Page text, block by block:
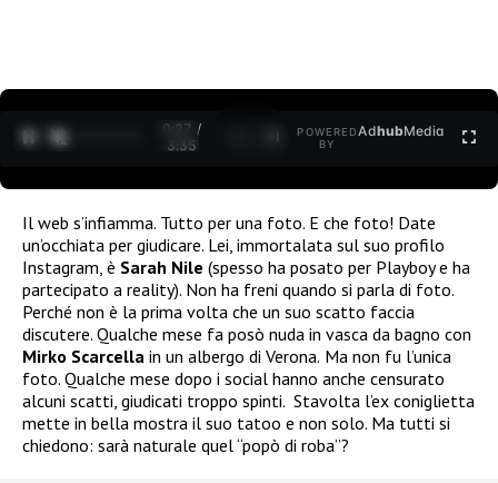
0:27 /
3:35
POWERED
BY
AdhubMedia
Il web s’infiamma. Tutto per una foto. E che foto! Date
un’occhiata per giudicare. Lei, immortalata sul suo profilo
Instagram, è Sarah Nile (spesso ha posato per Playboy e ha
partecipato a reality). Non ha freni quando si parla di foto.
Perché non è la prima volta che un suo scatto faccia
discutere. Qualche mese fa posò nuda in vasca da bagno con
Mirko Scarcella in un albergo di Verona. Ma non fu l’unica
foto. Qualche mese dopo i social hanno anche censurato
alcuni scatti, giudicati troppo spinti. Stavolta l’ex coniglietta
mette in bella mostra il suo tatoo e non solo. Ma tutti si
chiedono: sarà naturale quel “popò di roba”?